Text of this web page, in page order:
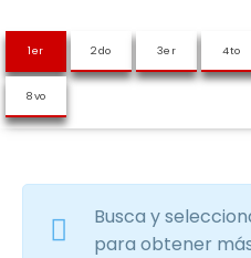
Busca y
para obtener